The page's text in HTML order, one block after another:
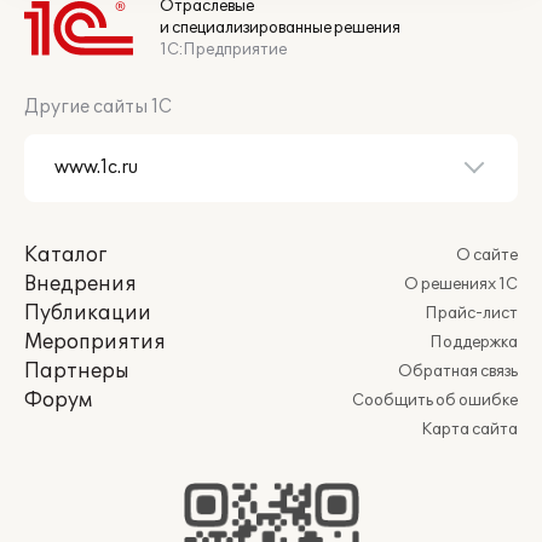
Отраслевые
и специализированные решения
1С:Предприятие
Другие сайты 1С
Каталог
Внедрения
Публикации
Мероприятия
Партнеры
Форум
О сайте
О решениях 1С
Прайс-лист
Поддержка
Обратная связь
Сообщить об ошибке
Карта сайта